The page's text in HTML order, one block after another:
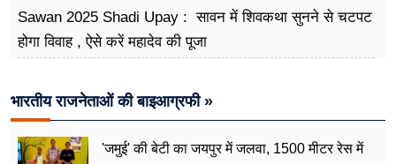
Sawan 2025 Shadi Upay : सावन में शिवकथा सुनने से चटपट
होगा विवाह , ऐसे करें महादेव की पूजा
भारतीय राजनेताओं की बाइआग्रफी »
'जमुई' की बेटी का जयपुर में जलवा, 1500 मीटर रेस में